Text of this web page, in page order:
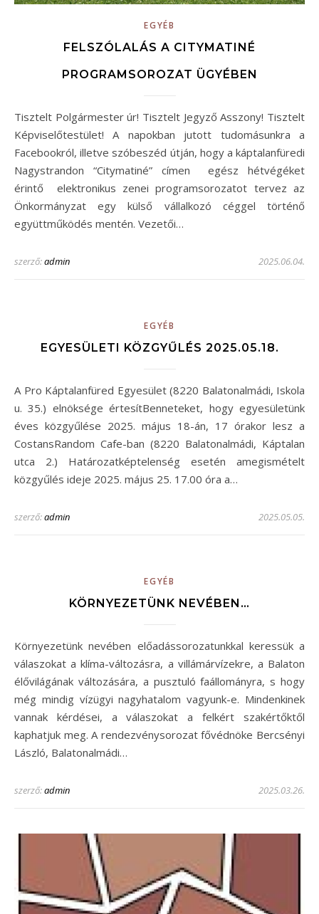
EGYÉB
FELSZÓLALÁS A CITYMATINÉ
PROGRAMSOROZAT ÜGYÉBEN
Tisztelt Polgármester úr! Tisztelt Jegyző Asszony! Tisztelt
Képviselőtestület! A napokban jutott tudomásunkra a
Facebookról, illetve szóbeszéd útján, hogy a káptalanfüredi
Nagystrandon “Citymatiné” címen egész hétvégéket
érintő elektronikus zenei programsorozatot tervez az
Önkormányzat egy külső vállalkozó céggel történő
együttműködés mentén. Vezetői…
szerző:admin 2025.06.04.
EGYÉB
EGYESÜLETI KÖZGYŰLÉS 2025.05.18.
A Pro Káptalanfüred Egyesület (8220 Balatonalmádi, Iskola
u. 35.) elnöksége értesítBenneteket, hogy egyesületünk
éves közgyűlése 2025. május 18-án, 17 órakor lesz a
CostansRandom Cafe-ban (8220 Balatonalmádi, Káptalan
utca 2.) Határozatképtelenség esetén amegismételt
közgyűlés ideje 2025. május 25. 17.00 óra a…
szerző:admin 2025.05.05.
EGYÉB
KÖRNYEZETÜNK NEVÉBEN…
Környezetünk nevében előadássorozatunkkal keressük a
válaszokat a klíma-változásra, a villámárvízekre, a Balaton
élővilágának változására, a pusztuló faállományra, s hogy
még mindig vízügyi nagyhatalom vagyunk-e. Mindenkinek
vannak kérdései, a válaszokat a felkért szakértőktől
kaphatjuk meg. A rendezvénysorozat fővédnöke Bercsényi
László, Balatonalmádi…
szerző:admin 2025.03.26.